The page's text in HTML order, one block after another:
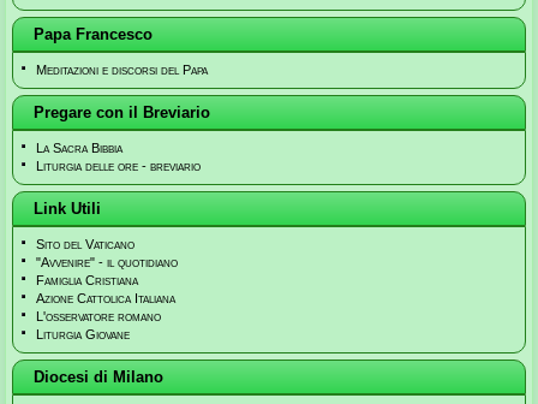
Papa Francesco
Meditazioni e discorsi del Papa
Pregare con il Breviario
La Sacra Bibbia
Liturgia delle ore - breviario
Link Utili
Sito del Vaticano
"Avvenire" - il quotidiano
Famiglia Cristiana
Azione Cattolica Italiana
L'osservatore romano
Liturgia Giovane
Diocesi di Milano